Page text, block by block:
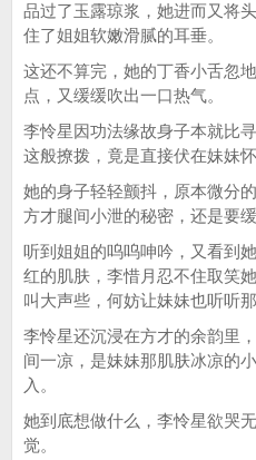
品过了玉露琼浆，她进而又将
住了姐姐软嫩滑腻的耳垂。
这还不算完，她的丁香小舌忽
点，又缓缓吹出一口热气。
李怜星因功法缘故身子本就比
这般撩拨，竟是直接伏在妹妹
她的身子轻轻颤抖，原本微分
方才腿间小泄的秘密，还是要
听到姐姐的呜呜呻吟，又看到
红的肌肤，李惜月忍不住取笑
叫大声些，何妨让妹妹也听听
李怜星还沉浸在方才的余韵里
间一凉，是妹妹那肌肤冰凉的
入。
她到底想做什么，李怜星欲哭
觉。